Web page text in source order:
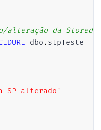
alteração da Stored
dbo .
SP alterado'